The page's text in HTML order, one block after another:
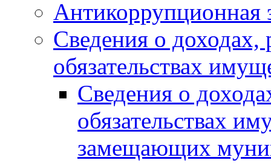
Антикоррупционная
Сведения о доходах,
обязательствах
Сведения о
обязательствах
замещающих